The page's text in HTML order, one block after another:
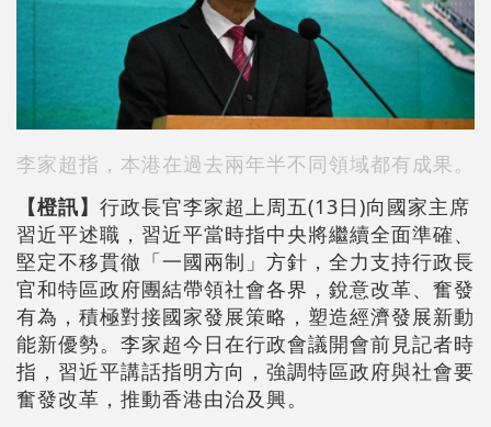
李家超指，本港在過去兩年半不同領域都有成果。
【橙訊】 行政長官李家超上周五(13日)向國家主席
習近平述職，習近平當時指中央將繼續全面準確、
堅定不移貫徹「一國兩制」方針，全力支持行政長
官和特區政府團結帶領社會各界，銳意改革、奮發
有為，積極對接國家發展策略，塑造經濟發展新動
能新優勢。李家超今日在行政會議開會前見記者時
指，習近平講話指明方向，強調特區政府與社會要
奮發改革，推動香港由治及興。